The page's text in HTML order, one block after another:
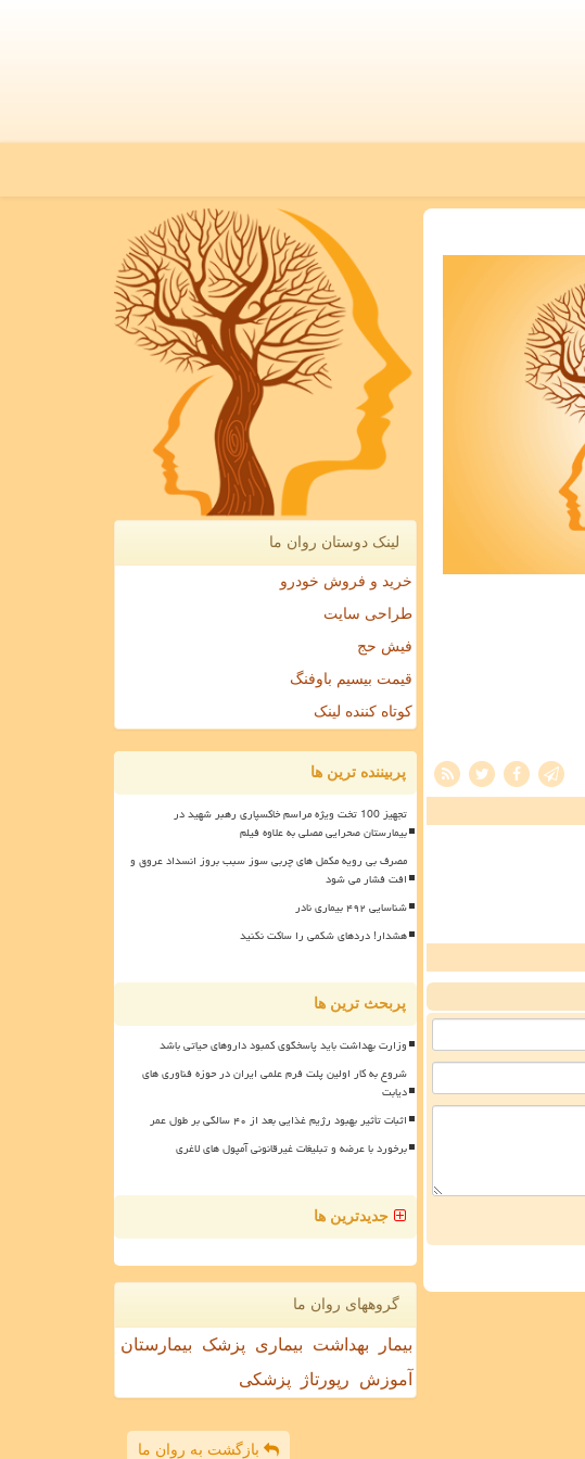
لینک دوستان روان ما
خرید و فروش خودرو
طراحی سایت
فیش حج
قیمت بیسیم باوفنگ
کوتاه کننده لینک
پربیننده ترین ها
تجهیز 100 تخت ویژه مراسم خاکسپاری رهبر شهید در
بیمارستان صحرایی مصلی به علاوه فیلم
مصرف بی رویه مکمل های چربی سوز سبب بروز انسداد عروق و
افت فشار می شود
شناسایی ۴۹۲ بیماری نادر
هشدار! دردهای شکمی را ساکت نکنید
پربحث ترین ها
وزارت بهداشت باید پاسخگوی کمبود داروهای حیاتی باشد
شروع به کار اولین پلت فرم علمی ایران در حوزه فناوری های
دیابت
اثبات تأثیر بهبود رژیم غذایی بعد از ۴۰ سالگی بر طول عمر
برخورد با عرضه و تبلیغات غیرقانونی آمپول های لاغری
جدیدترین ها
گروههای روان ما
بیمار بهداشت بیماری پزشک
بیمارستان
آموزش
رپورتاژ پزشکی
بازگشت به روان ما